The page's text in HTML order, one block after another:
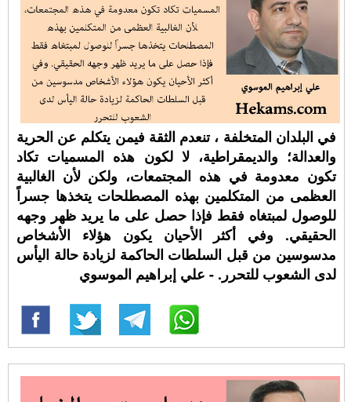
في البلدان المتخلفة ، تنعدم الثقة فيمن يتكلم عن الحرية
والعدالة؛ والديمقراطية، لا لكون هذه المسميات تكاد
تكون معدومة في هذه المجتمعات، ولكن لأن الغالبية
العظمى من المتكلمين بهذه المصطلحات يتخذها جسراً
للوصول لمبتغاه فقط فإذا حصل على ما يريد ظهر وجهه
الحقيقي. وفي أكثر الأحيان يكون هؤلاء الأشخاص
مدسوسين من قبل السلطات الحاكمة لزيادة حالة اليأس
لدى الشعوب للتحرر. - علي إبراهيم الموسوي